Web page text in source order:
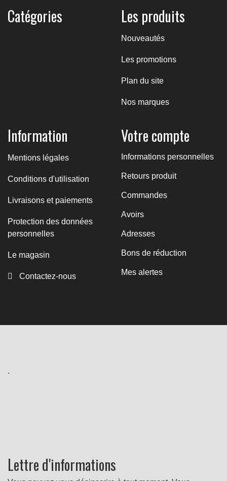
Catégories Les produits
Nouveautés
Les promotions
Plan du site
Nos marques
Information
Mentions légales
Conditions d'utilisation
Livraisons et paiements
Protection des données
personnelles
Le magasin
Contactez-nous
Votre compte
Informations personnelles
Retours produit
Commandes
Avoirs
Adresses
Bons de réduction
Mes alertes
.
Lettre d'informations